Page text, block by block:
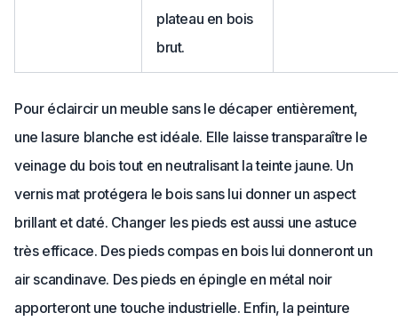
plateau en bois
brut.
Pour éclaircir un meuble sans le décaper entièrement,
une lasure blanche est idéale. Elle laisse transparaître le
veinage du bois tout en neutralisant la teinte jaune. Un
vernis mat protégera le bois sans lui donner un aspect
brillant et daté. Changer les pieds est aussi une astuce
très efficace. Des pieds compas en bois lui donneront un
air scandinave. Des pieds en épingle en métal noir
apporteront une touche industrielle. Enfin, la peinture